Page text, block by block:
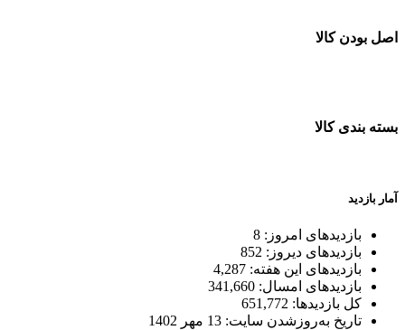
اصل بودن کالا
بسته بندی کالا
آمار بازدید
بازدیدهای امروز: 8
بازدیدهای دیروز: 852
بازدیدهای این هفته: 4,287
بازدیدهای امسال: 341,660
کل بازدیدها: 651,772
تاریخ به‌روزشدن سایت: 13 مهر 1402